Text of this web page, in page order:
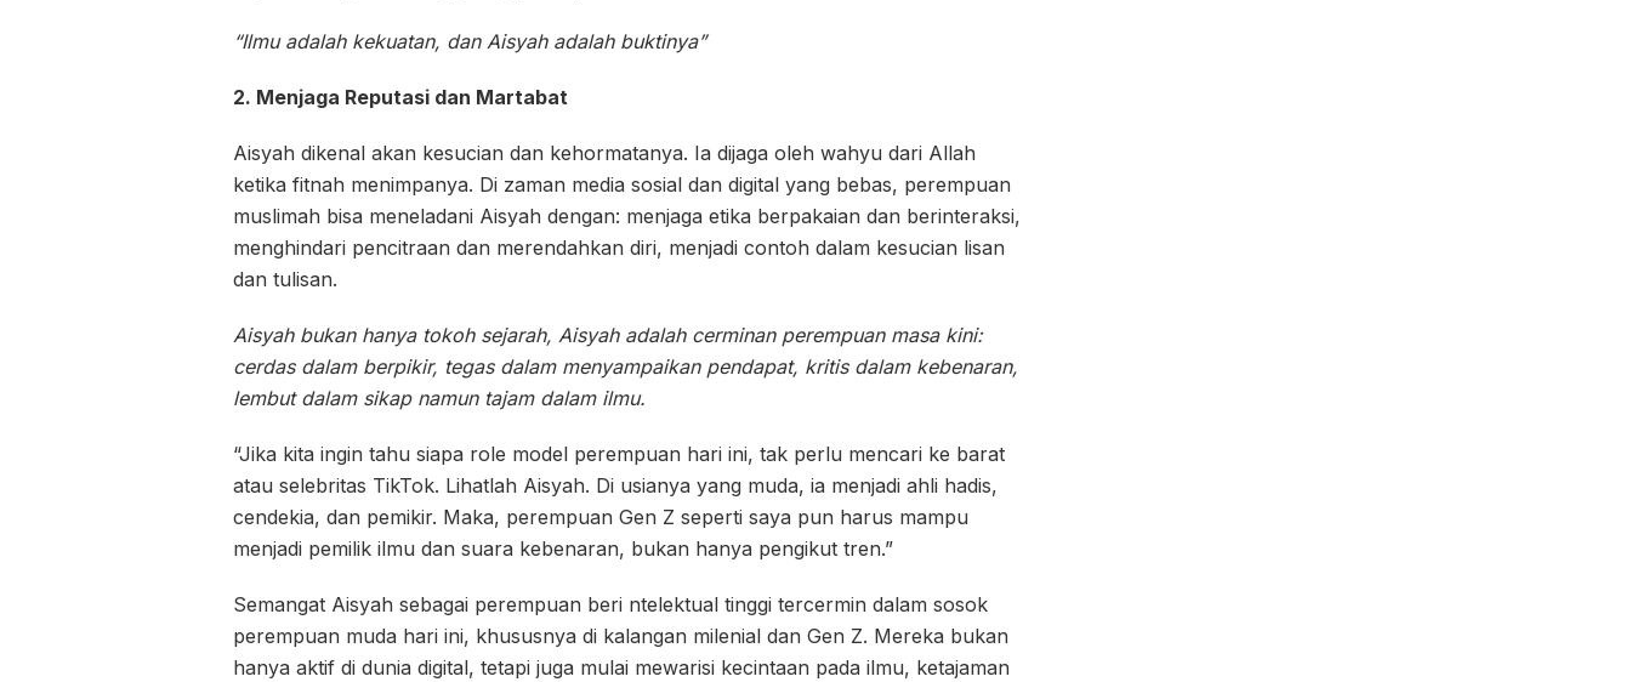
“Ilmu adalah kekuatan, dan Aisyah adalah buktinya”
2. Menjaga Reputasi dan Martabat
Aisyah dikenal akan kesucian dan kehormatanya. Ia dijaga oleh wahyu dari Allah
ketika fitnah menimpanya. Di zaman media sosial dan digital yang bebas, perempuan
muslimah bisa meneladani Aisyah dengan: menjaga etika berpakaian dan berinteraksi,
menghindari pencitraan dan merendahkan diri, menjadi contoh dalam kesucian lisan
dan tulisan.
Aisyah bukan hanya tokoh sejarah, Aisyah adalah cerminan perempuan masa kini:
cerdas dalam berpikir, tegas dalam menyampaikan pendapat, kritis dalam kebenaran,
lembut dalam sikap namun tajam dalam ilmu.
“Jika kita ingin tahu siapa role model perempuan hari ini, tak perlu mencari ke barat
atau selebritas TikTok. Lihatlah Aisyah. Di usianya yang muda, ia menjadi ahli hadis,
cendekia, dan pemikir. Maka, perempuan Gen Z seperti saya pun harus mampu
menjadi pemilik ilmu dan suara kebenaran, bukan hanya pengikut tren.”
Semangat Aisyah sebagai perempuan beri ntelektual tinggi tercermin dalam sosok
perempuan muda hari ini, khususnya di kalangan milenial dan Gen Z. Mereka bukan
hanya aktif di dunia digital, tetapi juga mulai mewarisi kecintaan pada ilmu, ketajaman